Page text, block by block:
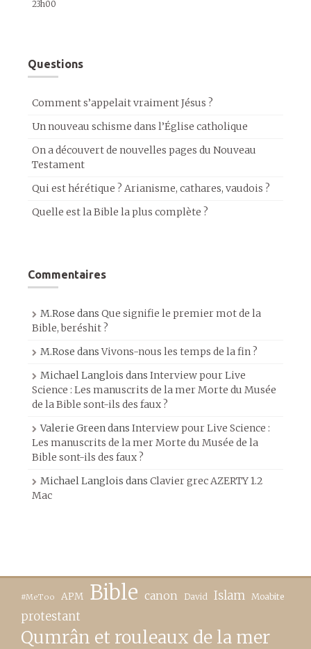
23h00
Questions
Comment s’appelait vraiment Jésus ?
Un nouveau schisme dans l’Église catholique
On a découvert de nouvelles pages du Nouveau
Testament
Qui est hérétique ? Arianisme, cathares, vaudois ?
Quelle est la Bible la plus complète ?
Commentaires
M.Rose dans Que signifie le premier mot de la
Bible, beréshit ?
M.Rose dansVivons-nous les temps de la fin ?
Michael Langlois dans Interview pour Live
Science : Les manuscrits de la mer Morte du Musée
de la Bible sont-ils des faux ?
Valerie Greendans Interview pour Live Science :
Les manuscrits de la mer Morte du Musée de la
Bible sont-ils des faux ?
Michael Langlois dans Clavier grec AZERTY 1.2
Mac
#MeToo APM Bible canon David Islam Moabite
protestant
Qumrân et rouleaux de la mer